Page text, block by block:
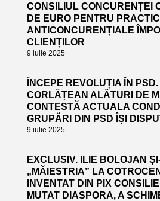
CONSILIUL CONCURENȚEI
DE EURO PENTRU PRACTICI
ANTICONCURENȚIALE
CLIENȚILOR
9 iulie 2025
ÎNCEPE REVOLUȚIA ÎN
CORLĂȚEAN ALĂTURI DE
CONTESTĂ ACTUALA
GRUPĂRI DIN PSD ÎȘI
9 iulie 2025
EXCLUSIV. ILIE BOLOJAN
„MĂIESTRIA” LA
INVENTAT DIN PIX
MUTAT DIASPORA, A